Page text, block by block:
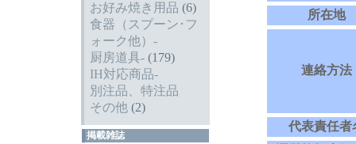
お好み焼き用品 (6)
食器（スプーン･フ
ォーク他）-
厨房道具- (179)
IH対応商品-
別注品、特注品
その他 (2)
掲載雑誌
所在地
連絡方法
代表責任者